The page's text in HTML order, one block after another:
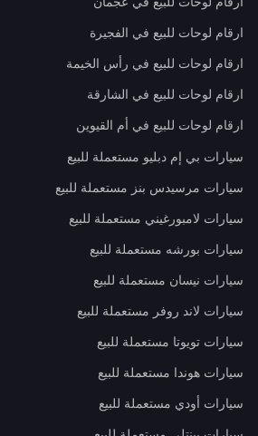
ارقام لوحات للبيع في الفجيرة
ارقام لوحات للبيع في رأس الخيمة
ارقام لوحات للبيع في الشارقة
ارقام لوحات للبيع في أم القيوين
سيارات بي إم دبليو مستعملة للبيع
سيارات مرسيدس بنز مستعملة للبيع
سيارات لامبورغيني مستعملة للبيع
سيارات بورشه مستعملة للبيع
سيارات نيسان مستعملة للبيع
سيارات لاند روفر مستعملة للبيع
سيارات تويوتا مستعملة للبيع
سيارات هوندا مستعملة للبيع
سيارات أودي مستعملة للبيع